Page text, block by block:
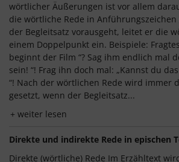
wörtlicher Äußerungen ist vor allem
die wörtliche Rede in
der Begleitsatz vorausgeht, leitet er die
einem Doppelpunkt ein. Beispiele:
beginnt der Film “? Sag ihm endlich mal
sein! “! Frag ihn doch mal: „Kannst du
“! Nach der wörtlichen Rede wird immer
gesetzt, wenn der Begleitsatz...
weiter lesen
Direkte und indirekte Rede in epischen
Direkte (wörtliche) Rede Im Erzähltext